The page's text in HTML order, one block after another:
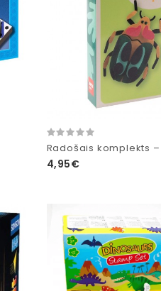
Radošais komplekts
4,95€